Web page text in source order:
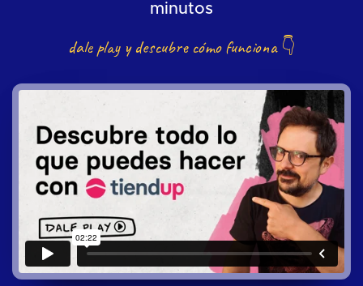
minutos
dale play y descubre cómo funciona 👇